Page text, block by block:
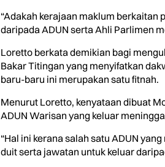
“Adakah kerajaan maklum
daripada ADUN serta Ahli Parlimen
Loretto berkata demikian bagi
Bakar Titingan yang menyifatkan
baru-baru ini merupakan satu fitnah.
Menurut Loretto, kenyataan dibuat
ADUN Warisan yang keluar
“Hal ini kerana salah satu ADUN
duit serta jawatan untuk keluar